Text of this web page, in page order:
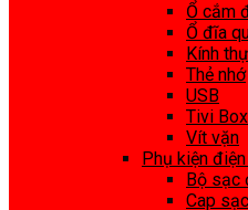
Ổ cắm
Ổ đĩa
Kính
Thẻ nhớ
USB
Tivi Box
Vít vặn
Phụ kiện
Bộ sạc
Cap